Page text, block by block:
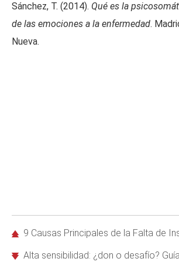
Sánchez, T. (2014). Qué es la
de las emociones a la enfermedad.
Nueva.
9 Causas Principales de la Falta de Inspiración y Cómo
Alta sensibilidad: ¿don o desafío? Guía esencial para